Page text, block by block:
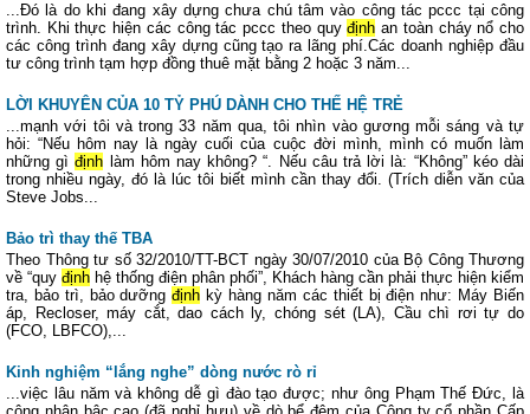
...Đó là do khi đang xây dựng chưa chú tâm vào công tác pccc tại công
trình. Khi thực hiện các công tác pccc theo quyđịnh an toàn cháy nổ cho
các công trình đang xây dựng cũng tạo ra lãng phí.Các doanh nghiệp đầu
tư công trình tạm hợp đồng thuê mặt bằng 2 hoặc 3 năm...
LỜI KHUYÊN CỦA 10 TỶ PHÚ DÀNH CHO THẾ HỆ TRẺ
...mạnh với tôi và trong 33 năm qua, tôi nhìn vào gương mỗi sáng và tự
hỏi: “Nếu hôm nay là ngày cuối của cuộc đời mình, mình có muốn làm
những gìđịnh làm hôm nay không? “. Nếu câu trả lời là: “Không” kéo dài
trong nhiều ngày, đó là lúc tôi biết mình cần thay đổi. (Trích diễn văn của
Steve Jobs...
Bảo trì thay thế TBA
Theo Thông tư số 32/2010/TT-BCT ngày 30/07/2010 của Bộ Công Thương
về “quy định hệ thống điện phân phối”, Khách hàng cần phải thực hiện kiểm
tra, bảo trì, bảo dưỡngđịnh kỳ hàng năm các thiết bị điện như: Máy Biến
áp, Recloser, máy cắt, dao cách ly, chóng sét (LA), Cầu chì rơi tự do
(FCO, LBFCO),...
Kinh nghiệm “lắng nghe” dòng nước rò rỉ
...việc lâu năm và không dễ gì đào tạo được; như ông Phạm Thế Đức, là